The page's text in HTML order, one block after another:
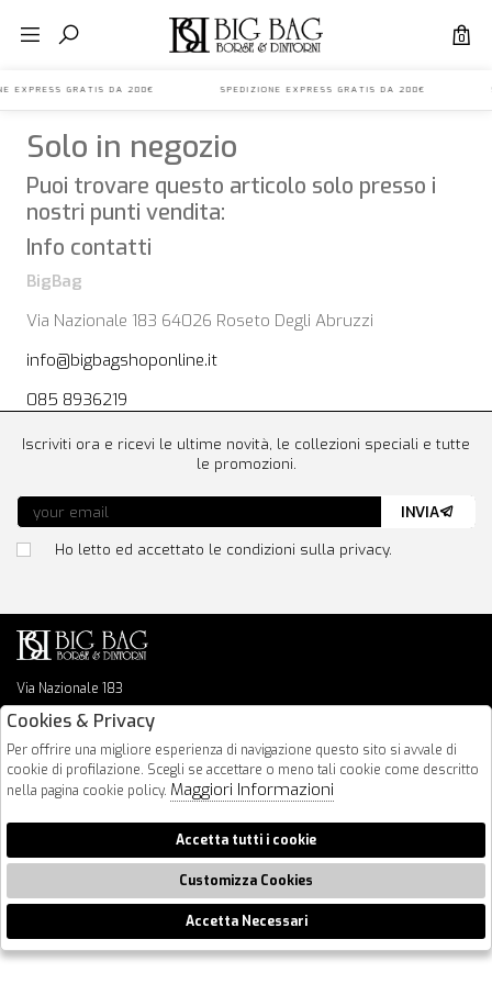
0
EXPRESS GRATIS DA 200€ SPEDIZIONE EXPRESS GRATIS DA
Solo in negozio
Puoi trovare questo articolo solo presso i
nostri punti vendita:
Info contatti
BigBag
Via Nazionale 183 64026 Roseto Degli Abruzzi
info@bigbagshoponline.it
085 8936219
Via Nazionale 183
64026 Roseto Degli Abruzzi
info@bigbagshoponline.it
follow us
Iscriviti ora e ricevi le ultime novità, le collezioni speciali e tutte
le promozioni.
Ho letto ed accettato le condizioni sulla privacy.
INVIA
2026 BigBag - P.iva : 00916940679 Powered by
🍪
Cookies & Privacy
Per offrire una migliore esperienza di navigazione questo sito si avvale di
cookie di profilazione. Scegli se accettare o meno tali cookie come descritto
nella pagina cookie policy. Maggiori Informazioni
Accetta tutti i cookie
Customizza Cookies
Accetta Necessari